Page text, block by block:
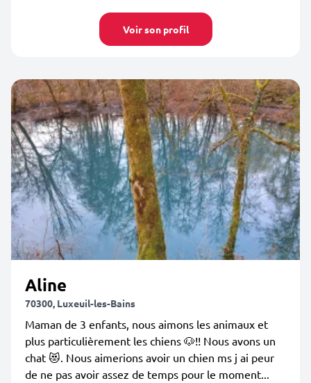
Voir son profil
Aline
70300, Luxeuil-les-Bains
Maman de 3 enfants, nous aimons les animaux et
plus particulièrement les chiens 🐶!! Nous avons un
chat 😻. Nous aimerions avoir un chien ms j ai peur
de ne pas avoir assez de temps pour le moment...